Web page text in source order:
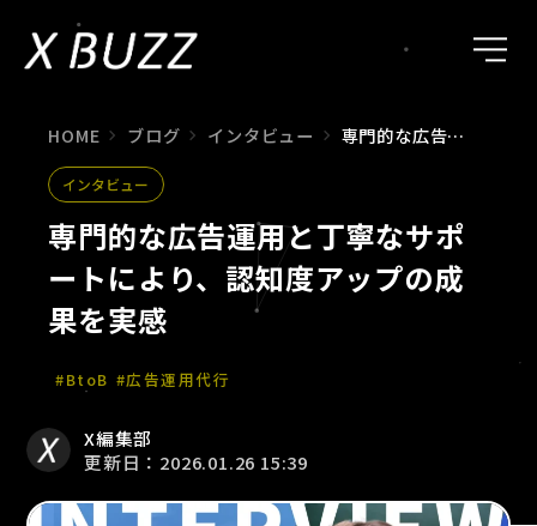
HOME ブログ インタビュー 専門的な広告運用と丁寧なサポートにより、認知度アップの成果を実感
インタビュー
専門的な広告運用と丁寧なサポ
ートにより、認知度アップの成
果を実感
#BtoB #広告運用代行
X編集部
更新日：2026.01.26 15:39